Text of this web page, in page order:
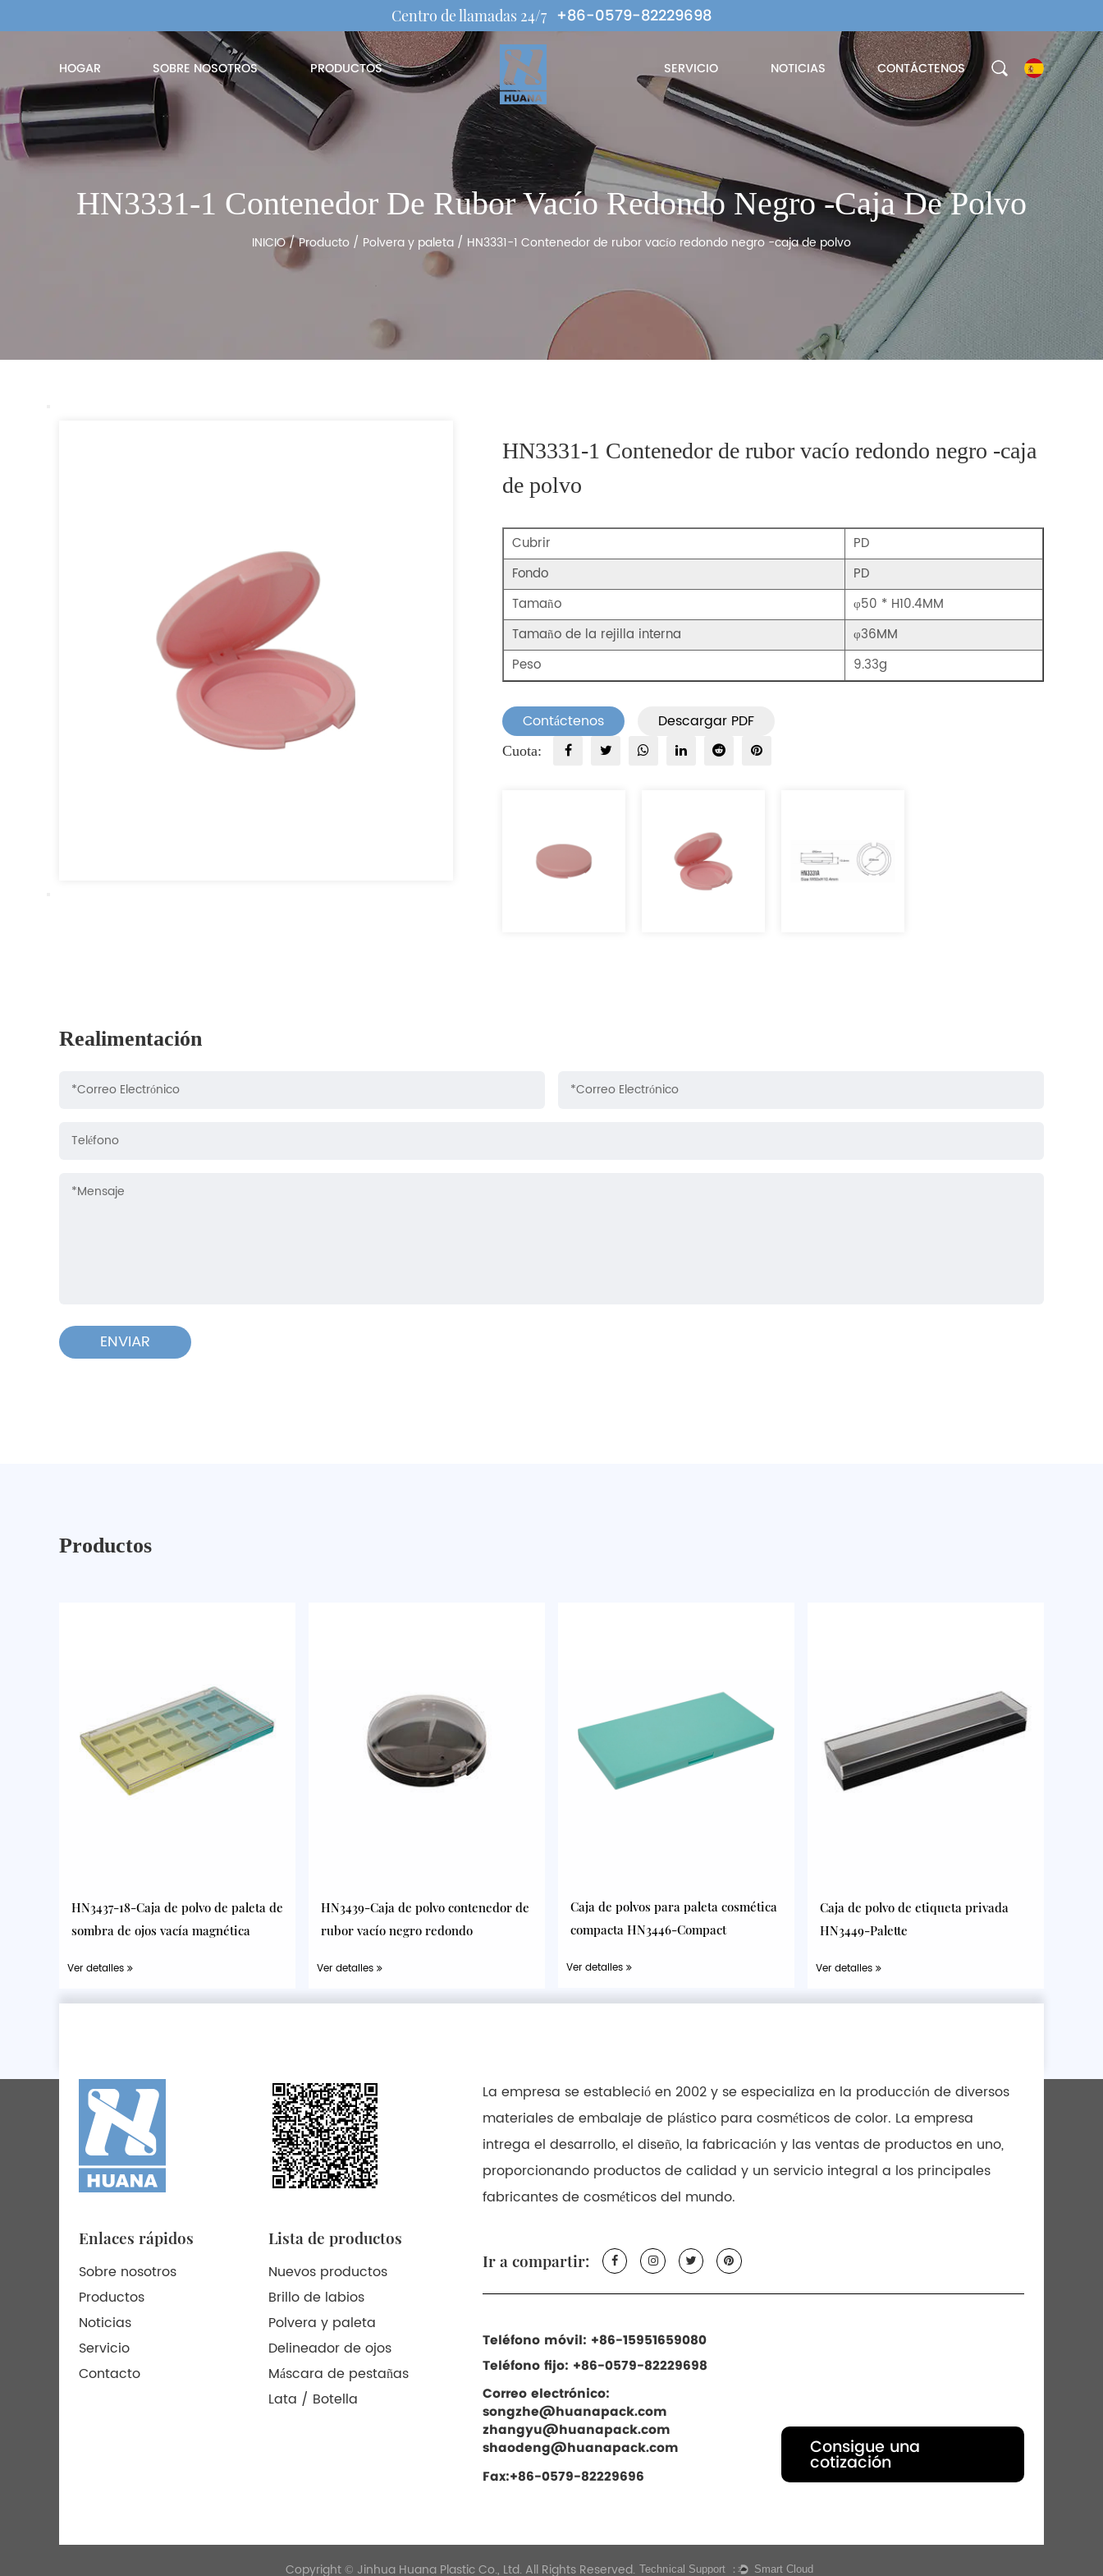
Centro de llamadas 24/7 +86-0579-82229698
HOGAR SOBRE NOSOTROS PRODUCTOS SERVICIO NOTICIAS CONTÁCTENOS
HN3331-1 Contenedor De Rubor Vacío Redondo Negro -caja De Polvo
INICIO/Producto / Polvera y paleta / HN3331-1 Contenedor de rubor vacío redondo negro -caja de polvo
HN3331-1 Contenedor de rubor vacío redondo negro -caja
de polvo
Cubrir
PD
Fondo
PD
Tamaño
φ50 * H10.4MM
Tamaño de la rejilla interna
φ36MM
Peso
9.33g
Contáctenos Descargar PDF
Cuota:
Realimentación
Productos
HN3437-18-Caja de polvo de paleta de
sombra de ojos vacía magnética
Ver detalles
HN3439-Caja de polvo contenedor de
rubor vacío negro redondo
Ver detalles
Caja de polvos para paleta cosmética
compacta HN3446-Compact
Ver detalles
Caja de polvo de etiqueta privada
HN3449-Palette
Ver detalles
Enlaces rápidos
Sobre nosotros
Productos
Noticias
Servicio
Contacto
Lista de productos
Nuevos productos
Brillo de labios
Polvera y paleta
Delineador de ojos
Máscara de pestañas
Lata / Botella
La empresa se estableció en 2002 y se especializa en la producción de diversos
materiales de embalaje de plástico para cosméticos de color. La empresa
intrega el desarrollo, el diseño, la fabricación y las ventas de productos en uno,
proporcionando productos de calidad y un servicio integral a los principales
fabricantes de cosméticos del mundo.
Ir a compartir:
Teléfono móvil: +86-15951659080
Teléfono fijo: +86-0579-82229698
Correo electrónico:
songzhe@huanapack.com
zhangyu@huanapack.com
shaodeng@huanapack.com
Fax:+86-0579-82229696
Consigue una
cotización
Copyright © Jinhua Huana Plastic Co., Ltd. All Rights Reserved.